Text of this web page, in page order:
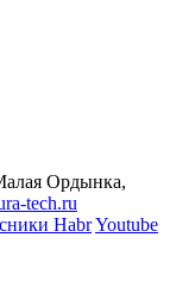
Ордынка,
tech.ru
HabrYoutube